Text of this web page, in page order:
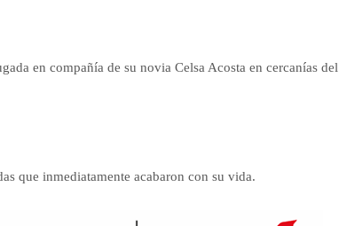
en compañía de su novia Celsa Acosta en cercanías del
que inmediatamente acabaron con su vida.